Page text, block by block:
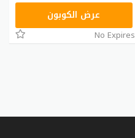
ASMARعرض الكوبون
No Expires